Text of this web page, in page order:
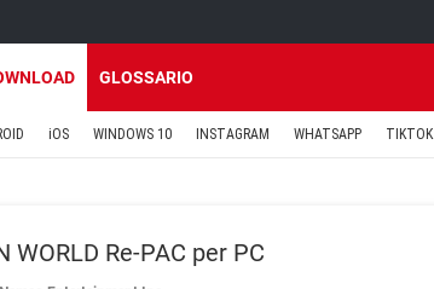
GLOSSARIO
iOS WINDOWS 10 INSTAGRAM WHATSAPP TIKTOK
WORLD Re-PAC per PC